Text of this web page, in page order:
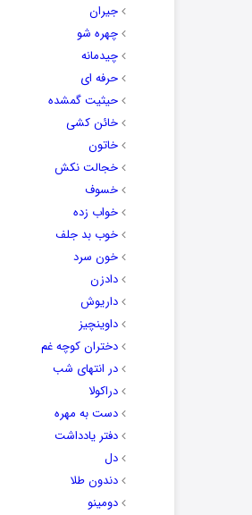
جیران
چهره شو
چیدمانه
حرفه ای
حیثیت گمشده
خائن کشی
خاتون
خجالت نکش
خسوف
خواب زده
خوب بد جلف
خون سرد
دادزن
داریوش
داوینچیز
دختران کوچه غم
در انتهای شب
دراکولا
دست به مهره
دفتر یادداشت
دل
دندون طلا
دومینو